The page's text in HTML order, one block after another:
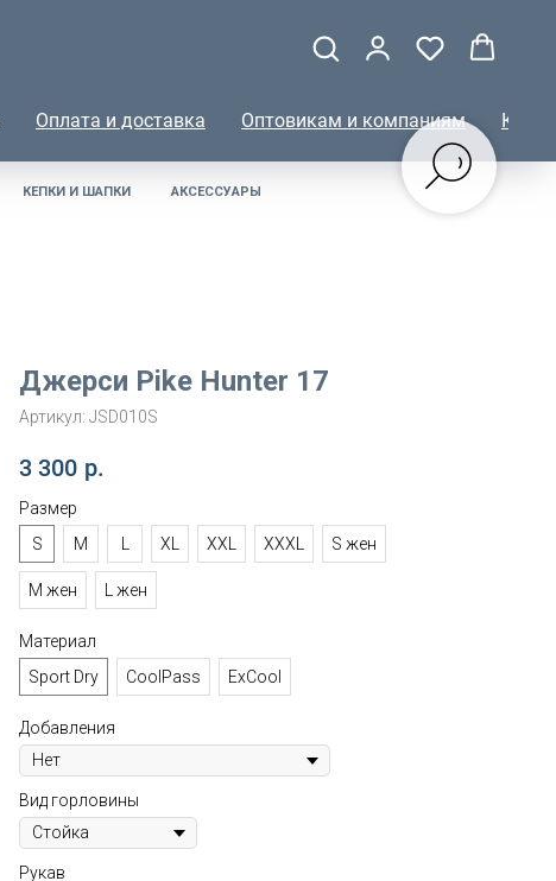
Оплата и доставка Оптовикам и компаниям
КЕПКИ И ШАПКИ АКСЕССУАРЫ
Джерси Pike Hunter 17
Артикул: JSD010S
3 300 р.
Размер
S
M L XL XXL XXXL S жен
M жен L жен
Материал
Sport Dry
CoolPass ExCool
Добавления
Вид горловины
Рукав